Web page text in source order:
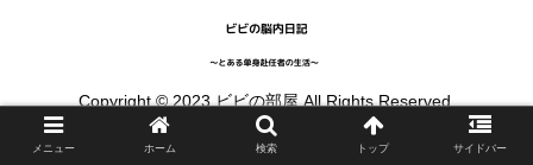
Copyright © 2023 ビビの部屋 All Rights Reserved.
メニュー ホーム 検索 トップ サイドバー